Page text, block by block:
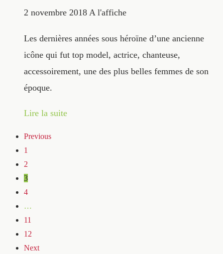
2 novembre 2018 A l'affiche
Les dernières années sous héroïne d’une ancienne
icône qui fut top model, actrice, chanteuse,
accessoirement, une des plus belles femmes de son
époque.
Lire la suite
Previous
1
2
3
4
…
11
12
Next